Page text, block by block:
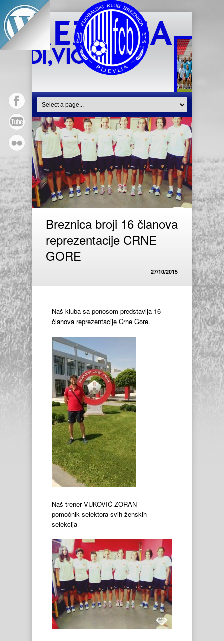
Breznica broji 16 članova
reprezentacije CRNE
GORE
27/10/2015
Naš kluba sa ponosom predstavlja 16
članova reprezentacije Crne Gore.
Naš trener VUKOVIĆ ZORAN –
pomoćnik selektora svih ženskih
selekcija